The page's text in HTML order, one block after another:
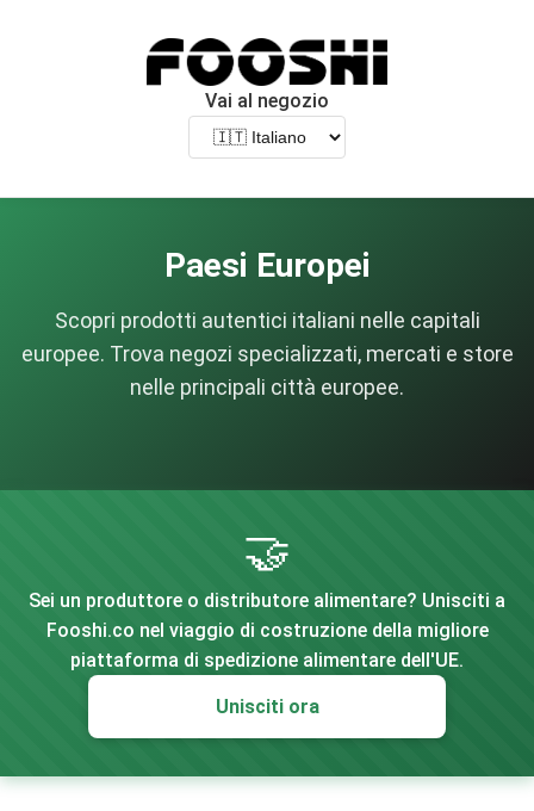
Vai al negozio
Paesi Europei
Scopri prodotti autentici italiani nelle capitali
europee. Trova negozi specializzati, mercati e store
nelle principali città europee.
🤝
Sei un produttore o distributore alimentare? Unisciti a
Fooshi.co nel viaggio di costruzione della migliore
piattaforma di spedizione alimentare dell'UE.
Unisciti ora